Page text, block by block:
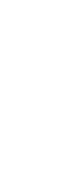
Javier